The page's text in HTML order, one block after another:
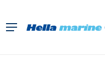
l'accueil
Menu